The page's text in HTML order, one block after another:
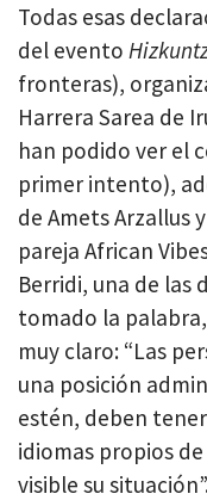
Todas esas
del evento
fronteras),
Harrera Sarea de
han podido ver el
primer intento),
de Amets Arzallus
pareja African
Berridi, una de
tomado la
muy claro: “Las
una posición
estén, deben
idiomas propios
visible su